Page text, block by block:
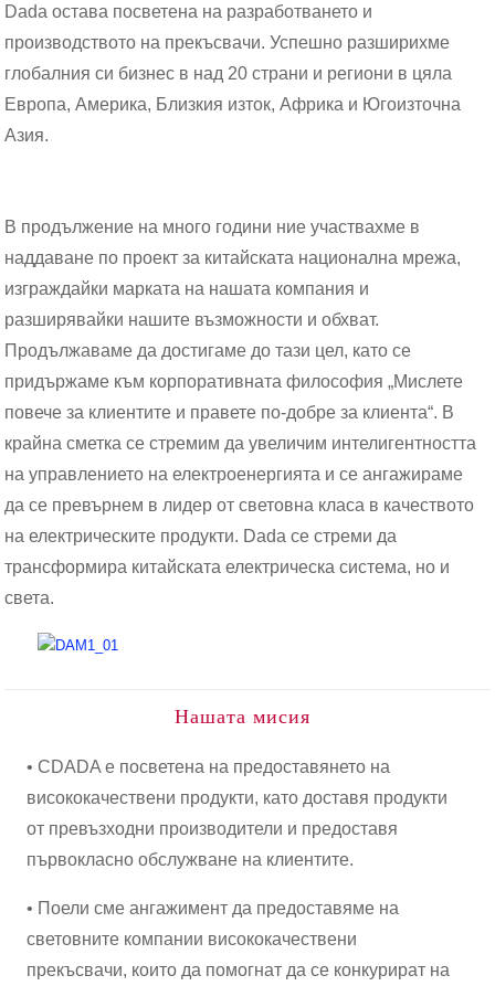
Dada остава посветена на разработването и
производството на прекъсвачи. Успешно разширихме
глобалния си бизнес в над 20 страни и региони в цяла
Европа, Америка, Близкия изток, Африка и Югоизточна
Азия.
В продължение на много години ние участвахме в
наддаване по проект за китайската национална мрежа,
изграждайки марката на нашата компания и
разширявайки нашите възможности и обхват.
Продължаваме да достигаме до тази цел, като се
придържаме към корпоративната философия „Мислете
повече за клиентите и правете по-добре за клиента“. В
крайна сметка се стремим да увеличим интелигентността
на управлението на електроенергията и се ангажираме
да се превърнем в лидер от световна класа в качеството
на електрическите продукти. Dada се стреми да
трансформира китайската електрическа система, но и
света.
Нашата мисия
• CDADA е посветена на предоставянето на
висококачествени продукти, като доставя продукти
от превъзходни производители и предоставя
първокласно обслужване на клиентите.
• Поели сме ангажимент да предоставяме на
световните компании висококачествени
прекъсвачи, които да помогнат да се конкурират на